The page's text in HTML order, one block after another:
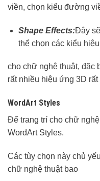
viền, chọn kiểu đường
Shape Effects:Đây
thể chọn các kiểu
cho chữ nghệ thuật, đặc
rất nhiều hiệu ứng 3D
WordArt Styles
Để trang trí cho chữ
WordArt Styles.
Các tùy chọn này chủ
chữ nghệ thuật bao